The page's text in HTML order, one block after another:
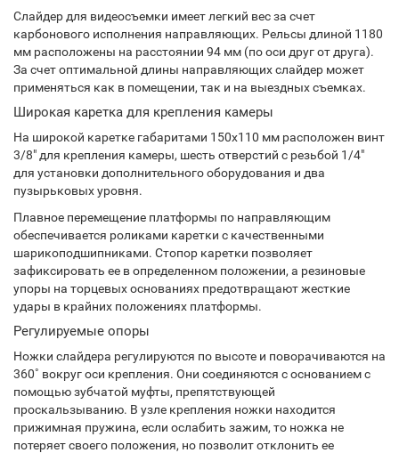
Слайдер для видеосъемки имеет легкий вес за счет
карбонового исполнения направляющих. Рельсы длиной 1180
мм расположены на расстоянии 94 мм (по оси друг от друга).
За счет оптимальной длины направляющих слайдер может
применяться как в помещении, так и на выездных съемках.
Широкая каретка для крепления камеры
На широкой каретке габаритами 150х110 мм расположен винт
3/8" для крепления камеры, шесть отверстий с резьбой 1/4"
для установки дополнительного оборудования и два
пузырьковых уровня.
Плавное перемещение платформы по направляющим
обеспечивается роликами каретки с качественными
шарикоподшипниками. Стопор каретки позволяет
зафиксировать ее в определенном положении, а резиновые
упоры на торцевых основаниях предотвращают жесткие
удары в крайних положениях платформы.
Регулируемые опоры
Ножки слайдера регулируются по высоте и поворачиваются на
360˚ вокруг оси крепления. Они соединяются с основанием с
помощью зубчатой муфты, препятствующей
проскальзыванию. В узле крепления ножки находится
прижимная пружина, если ослабить зажим, то ножка не
потеряет своего положения, но позволит отклонить ее